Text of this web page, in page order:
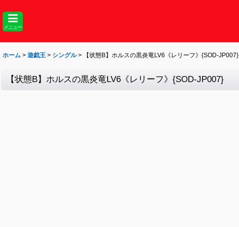
メニュー
ホーム > 遊戯王 > シングル > 【状態B】ホルスの黒炎竜LV6《レリーフ》{SOD-JP007}
【状態B】ホルスの黒炎竜LV6《レリーフ》{SOD-JP007}